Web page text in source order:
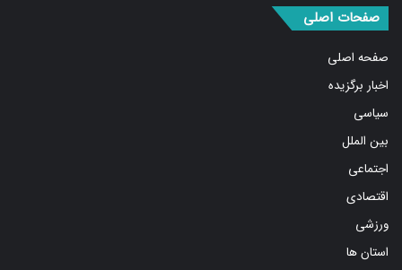
صفحه اصلی
اخبار برگزیده
سیاسی
بین الملل
اجتماعی
اقتصادی
ورزشی
استان ها
فرهنگ و هنر